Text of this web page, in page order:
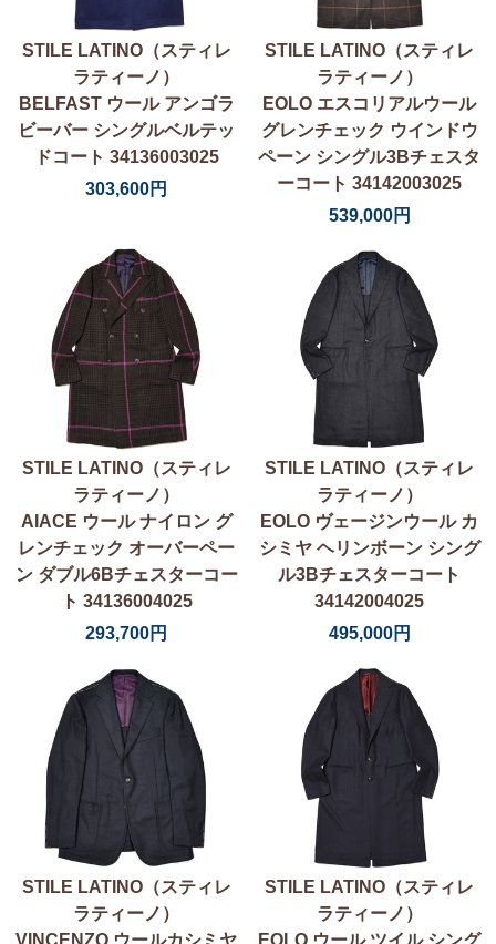
STILE LATINO（スティレ
ラティーノ）
BELFAST ウール アンゴラ
ビーバー シングルベルテッ
ドコート 34136003025
303,600円
STILE LATINO（スティレ
ラティーノ）
EOLO エスコリアルウール
グレンチェック ウインドウ
ペーン シングル3Bチェスタ
ーコート 34142003025
539,000円
STILE LATINO（スティレ
ラティーノ）
AIACE ウール ナイロン グ
レンチェック オーバーペー
ン ダブル6Bチェスターコー
ト 34136004025
293,700円
STILE LATINO（スティレ
ラティーノ）
EOLO ヴェージンウール カ
シミヤ ヘリンボーン シング
ル3Bチェスターコート
34142004025
495,000円
STILE LATINO（スティレ
ラティーノ）
VINCENZO ウールカシミヤ
STILE LATINO（スティレ
ラティーノ）
EOLO ウール ツイル シング